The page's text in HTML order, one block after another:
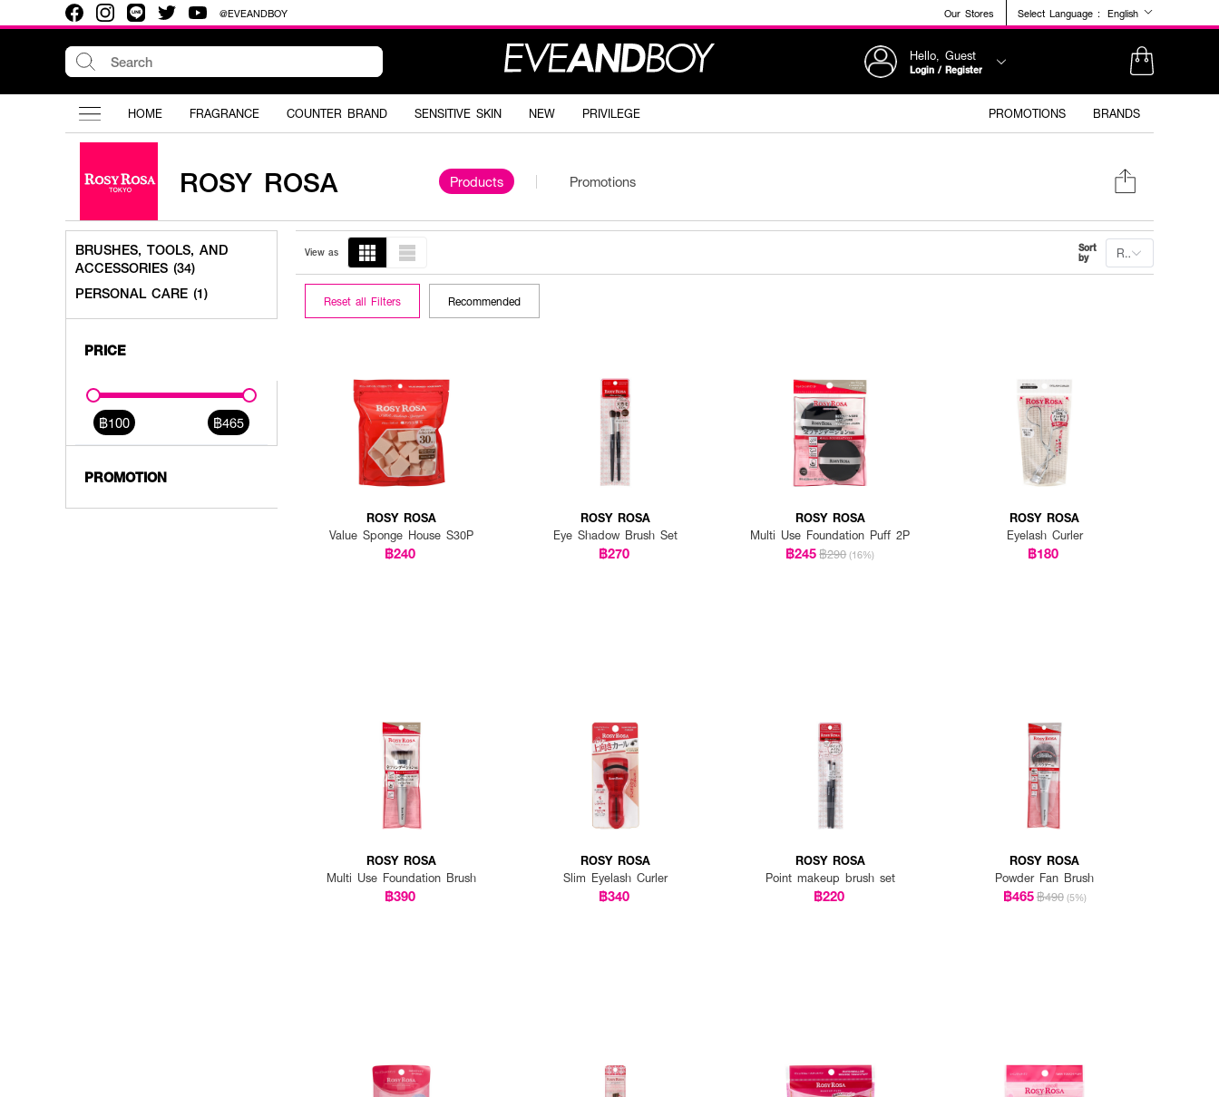
@EVEANDBOY Our Stores Select Language : English
Hello, Guest
Login / Register
HOME FRAGRANCE COUNTER BRAND SENSITIVE SKIN NEW PRIVILEGE PROMOTIONS BRANDS
ROSY ROSA Products Promotions
BRUSHES, TOOLS, AND
ACCESSORIES (34)
PERSONAL CARE (1)
PRICE
฿100 ฿465
PROMOTION
View as Sort
by Recommended
Reset all Filters Recommended
ROSY ROSA
Value Sponge House S30P
฿240
ROSY ROSA
Eye Shadow Brush Set
฿270
ROSY ROSA
Multi Use Foundation Puff 2P
฿245฿290 (16%)
ROSY ROSA
Eyelash Curler
฿180
ROSY ROSA
Multi Use Foundation Brush
฿390
ROSY ROSA
Slim Eyelash Curler
฿340
ROSY ROSA
Point makeup brush set
฿220
ROSY ROSA
Powder Fan Brush
฿465฿490 (5%)